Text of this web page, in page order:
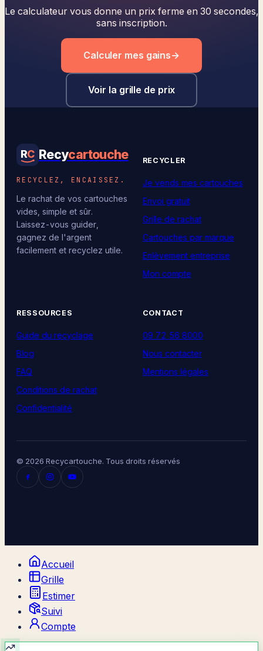
Le calculateur vous donne un prix ferme en 30 secondes,
sans inscription.
Calculer mes gains→
Voir la grille de prix
RC Recycartouche
RECYCLEZ, ENCAISSEZ.
Le rachat de vos cartouches
vides, simple et sûr.
Laissez-vous guider,
gagnez de l'argent
facilement et recyclez utile.
RECYCLER
Je vends mes cartouches
Envoi gratuit
Grille de rachat
Cartouches par marque
Enlèvement entreprise
Mon compte
RESSOURCES
Guide du recyclage
Blog
FAQ
Conditions de rachat
Confidentialité
CONTACT
09 72 56 8000
Nous contacter
Mentions légales
© 2026 Recycartouche. Tous droits réservés
Accueil
Grille
Estimer
Suivi
Compte